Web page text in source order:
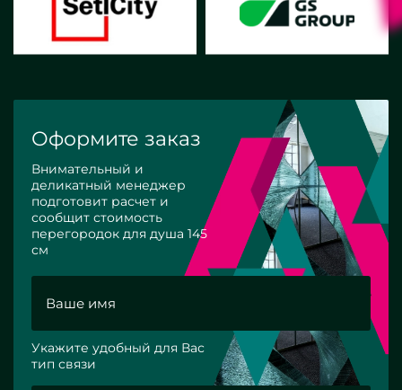
Оформите заказ
Внимательный и
деликатный менеджер
подготовит расчет и
сообщит стоимость
перегородок для душа 145
см
Укажите удобный для Вас
тип связи